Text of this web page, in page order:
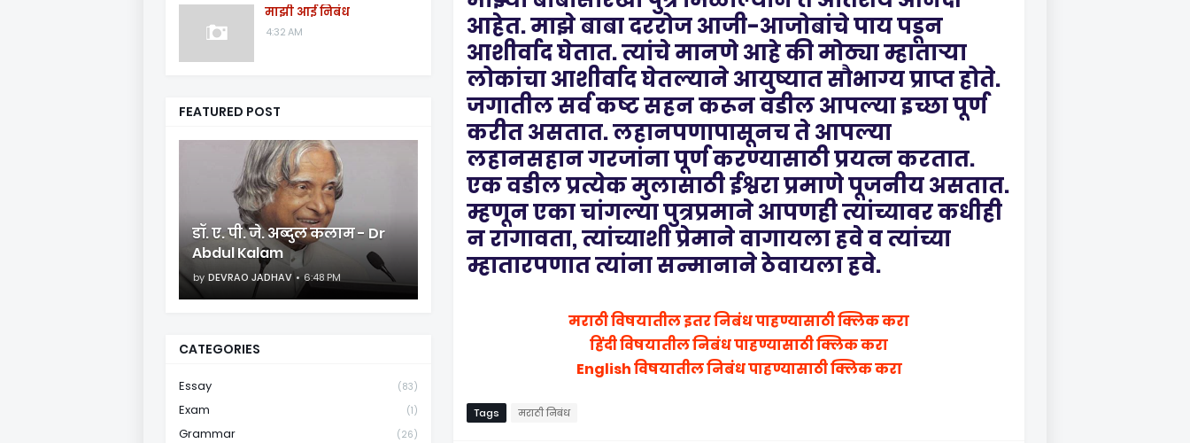
आहेत. माझे बाबा दररोज आजी-आजोबांचे पाय पडून
आशीर्वाद घेतात. त्यांचे मानणे आहे की मोठ्या म्हाताऱ्या
लोकांचा आशीर्वाद घेतल्याने आयुष्यात सौभाग्य प्राप्त होते.
जगातील सर्व कष्ट सहन करून वडील आपल्या इच्छा पूर्ण
करीत असतात. लहानपणापासूनच ते आपल्या
लहानसहान गरजांना पूर्ण करण्यासाठी प्रयत्न करतात.
एक वडील प्रत्येक मुलासाठी ईश्वरा प्रमाणे पूजनीय असतात.
म्हणून एका चांगल्या पुत्रप्रमाने आपणही त्यांच्यावर कधीही
न रागावता, त्यांच्याशी प्रेमाने वागायला हवे व त्यांच्या
म्हातारपणात त्यांना सन्मानाने ठेवायला हवे.
मराठी विषयातील इतर निबंध पाहण्यासाठी क्लिक करा
हिंदी विषयातील निबंध पाहण्यासाठी क्लिक करा
English विषयातील निबंध पाहण्यासाठी क्लिक करा
Tags मराठी निबंध
माझी आई निबंध
4:32 AM
FEATURED POST
डॉ. ए. पी. जे. अब्दुल कलाम - Dr
Abdul Kalam
by DEVRAO JADHAV 6:48 PM
CATEGORIES
Essay (83)
Exam (1)
Grammar (26)